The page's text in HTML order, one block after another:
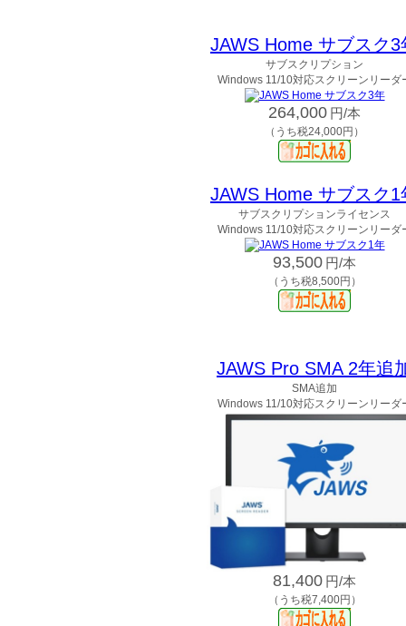
JAWS Home サブスク3
サブスクリプション
Windows 11/10対応スクリーンリーダ
264,000 円/本
（うち税24,000円）
JAWS Home サブスク1
サブスクリプションライセンス
Windows 11/10対応スクリーンリーダ
93,500 円/本
（うち税8,500円）
JAWS Pro SMA 2年追
SMA追加
Windows 11/10対応スクリーンリーダ
81,400 円/本
（うち税7,400円）